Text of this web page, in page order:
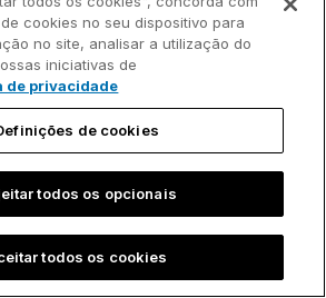
posso ocultar rótulos de
valores "0"?
kb/0195
PowerPoint ou Excel: "think-
com sua versão atual do
cookies no seu dispositivo para
no site, analisar a utilização do
iniciativas de
de privacidade
de cookies
todos os opcionais
todos os cookies